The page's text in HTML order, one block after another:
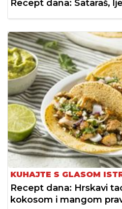
Recept dana: Sataraš,
KUHAJTE S GLASOM
Recept dana: Hrskavi
kokosom i mangom